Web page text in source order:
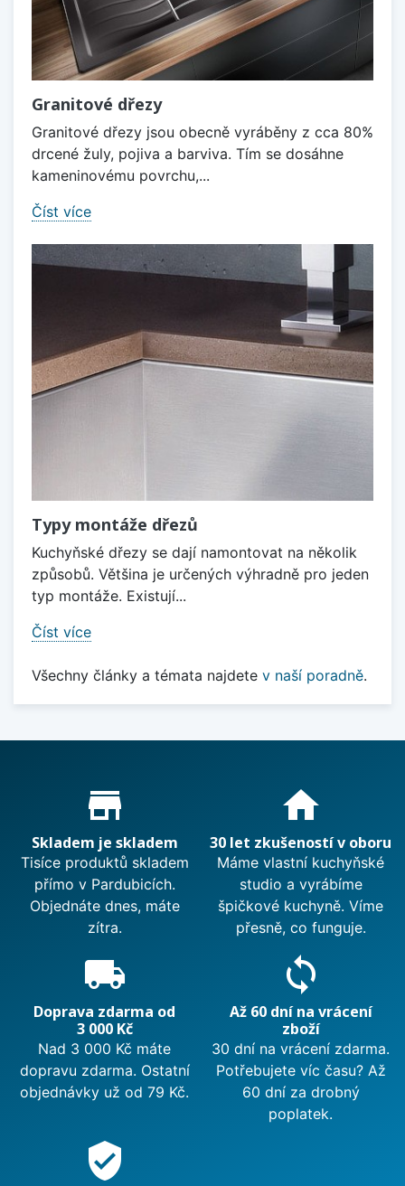
Granitové dřezy
Granitové dřezy jsou obecně vyráběny z cca 80%
drcené žuly, pojiva a barviva. Tím se dosáhne
kameninovému povrchu,...
Číst více
Typy montáže dřezů
Kuchyňské dřezy se dají namontovat na několik
způsobů. Většina je určených výhradně pro jeden
typ montáže. Existují...
Číst více
Všechny články a témata najdete v naší poradně.
Proč nakupovat u nás?
store_mall_directory
Skladem je skladem
Tisíce produktů skladem
přímo v Pardubicích.
Objednáte dnes, máte
zítra.
home
30 let zkušeností v oboru
Máme vlastní kuchyňské
studio a vyrábíme
špičkové kuchyně. Víme
přesně, co funguje.
local_shipping
Doprava zdarma od
3 000 Kč
Nad 3 000 Kč máte
dopravu zdarma. Ostatní
objednávky už od 79 Kč.
sync
Až 60 dní na vrácení
zboží
30 dní na vrácení zdarma.
Potřebujete víc času? Až
60 dní za drobný
poplatek.
verified_user